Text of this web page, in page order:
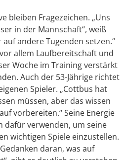
bleiben Fragezeichen. „Uns
in der Mannschaft“, weiß
andere Tugenden setzen.“
allem Laufbereitschaft und
Woche im Training verstärkt
Auch der 53-Jährige richtet
Spieler. „Cottbus hat
müssen, aber das wissen
vorbereiten.“ Seine Energie
dafür verwenden, um seine
wichtigen Spiele einzustellen.
daran, was auf